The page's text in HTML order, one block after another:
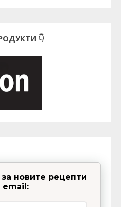
👇
новите рецепти
email: